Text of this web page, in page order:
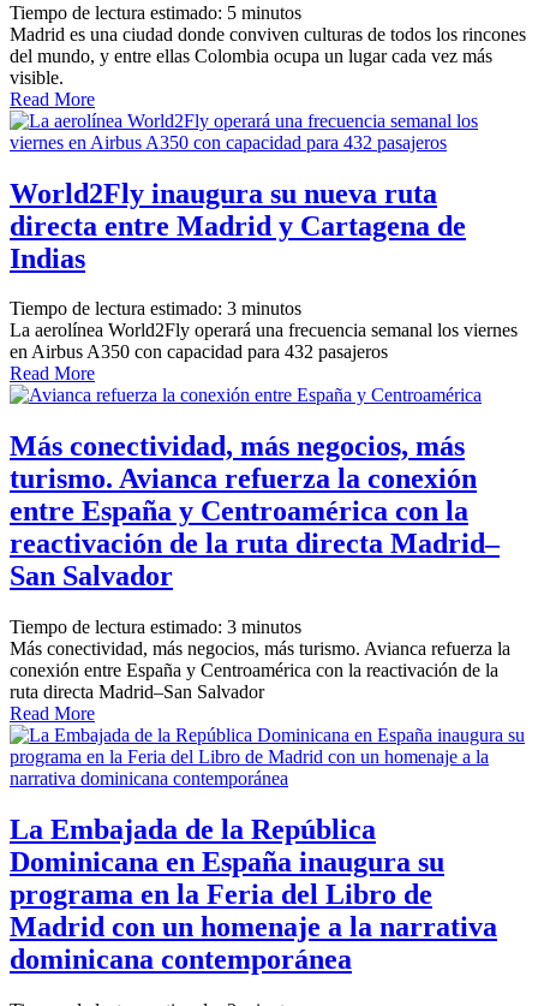
Tiempo de lectura estimado: 5 minutos
Madrid es una ciudad donde conviven culturas de todos los rincones
del mundo, y entre ellas Colombia ocupa un lugar cada vez más
visible.
Read More
World2Fly inaugura su nueva ruta
directa entre Madrid y Cartagena de
Indias
Tiempo de lectura estimado: 3 minutos
La aerolínea World2Fly operará una frecuencia semanal los viernes
en Airbus A350 con capacidad para 432 pasajeros
Read More
Más conectividad, más negocios, más
turismo. Avianca refuerza la conexión
entre España y Centroamérica con la
reactivación de la ruta directa Madrid–
San Salvador
Tiempo de lectura estimado: 3 minutos
Más conectividad, más negocios, más turismo. Avianca refuerza la
conexión entre España y Centroamérica con la reactivación de la
ruta directa Madrid–San Salvador
Read More
La Embajada de la República
Dominicana en España inaugura su
programa en la Feria del Libro de
Madrid con un homenaje a la narrativa
dominicana contemporánea